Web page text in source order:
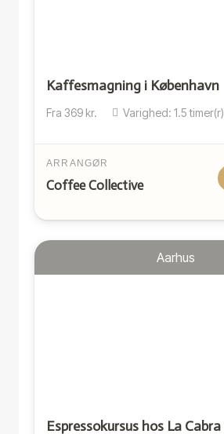
Kaffesmagning i København
Fra 369 kr. Varighed: 1.5timer(r)
ARRANGØR
Coffee Collective
Aarhus
Espressokursus hos La Cabra